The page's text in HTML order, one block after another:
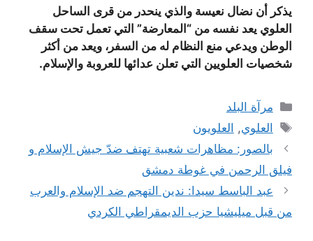
يذكر أن نضال نعيسة والذي ينحدر من قرى الساحل
العلوي يعد نفسه من “المعارضة” التي تعمل تحت سقف
الوطن ويدعي منع النظام له من السفر، ويعد من أكثر
شخصيات العلويين التي تعلن عدائها للعروبة والإسلام.
التصنيفات
مرآة البلد
الوسوم
العلوي, العلويون
بالصور: مظاهرات شعبية تهتف ضدّ جيش الإسلام و
فيلق الرحمن في غوطة دمشق
عبد الباسط سيدا: ندين التهجم ضد الإسلام والعرب
من قبل ميليشيا حزب الديمقراطي الكردي